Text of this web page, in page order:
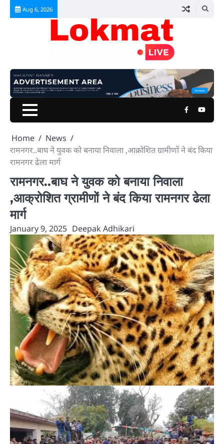
Skip
Aug 6, 2026
Facebook
Home
News
रामनगर..बाघ ने युवक को बनाया निवाला ,आक्रोशित ग्रामीणों ने बंद किया
रामनगर ढेला मार्ग
रामनगर..बाघ ने युवक को बनाया निवाला
,आक्रोशित ग्रामीणों ने बंद किया रामनगर ढेला
मार्ग
January 9, 2025 Deepak Adhikari